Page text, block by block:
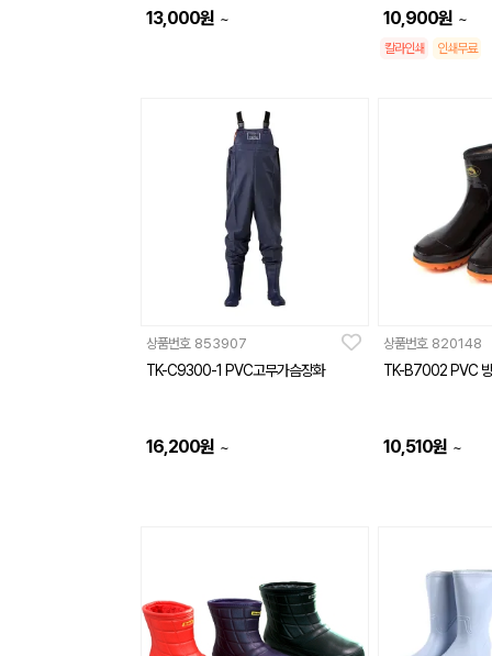
13,000원 ~ 10,900원 ~
칼라인쇄 인쇄무료
상품번호 853907
TK-C9300-1 PVC고무가슴장화
16,200원 ~
상품번호 820148
TK-B7002 PVC
10,510원 ~